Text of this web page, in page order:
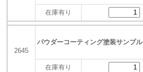
在庫有り
2645
パウダーコーティング塗装サンプル
在庫有り